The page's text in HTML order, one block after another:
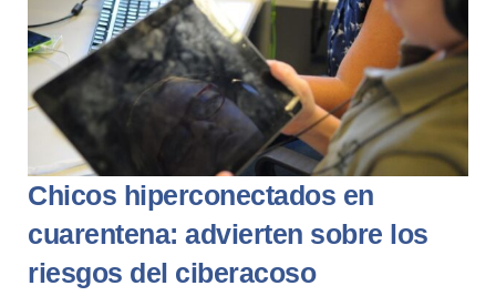
Chicos hiperconectados en
cuarentena: advierten sobre los
riesgos del ciberacoso